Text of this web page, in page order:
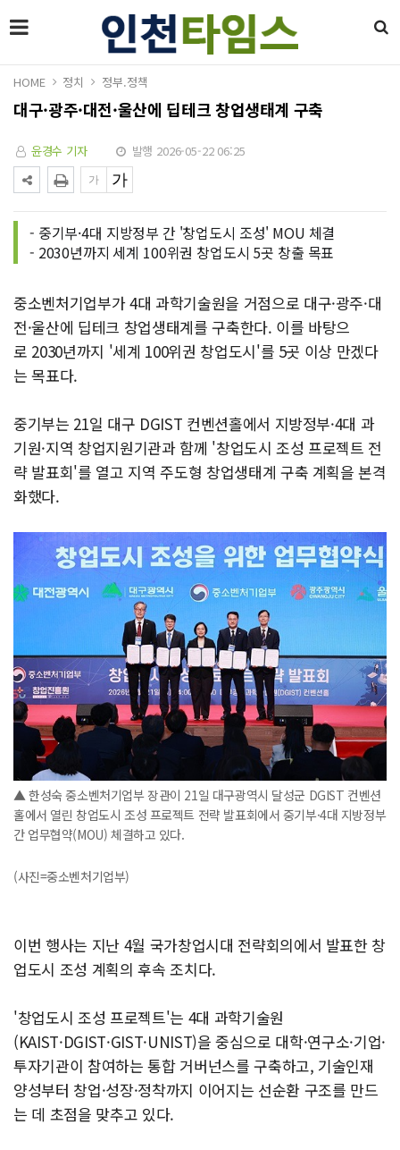
HOME 정치 정부.정책
대구·광주·대전·울산에 딥테크 창업생태계 구축
윤경수 기자 발행 2026-05-22 06:25
- 중기부·4대 지방정부 간 '창업도시 조성' MOU 체결
- 2030년까지 세계 100위권 창업도시 5곳 창출 목표
중소벤처기업부가 4대 과학기술원을 거점으로 대구·광주·대
전·울산에 딥테크 창업생태계를 구축한다. 이를 바탕으
로 2030년까지 '세계 100위권 창업도시'를 5곳 이상 만겠다
는 목표다.
중기부는 21일 대구 DGIST 컨벤션홀에서 지방정부·4대 과
기원·지역 창업지원기관과 함께 '창업도시 조성 프로젝트 전
략 발표회'를 열고 지역 주도형 창업생태계 구축 계획을 본격
화했다.
▲ 한성숙 중소벤처기업부 장관이 21일 대구광역시 달성군 DGIST 컨벤션
홀에서 열린 창업도시 조성 프로젝트 전략 발표회에서 중기부·4대 지방정부
간 업무협약(MOU) 체결하고 있다.
(사진=중소벤처기업부)
이번 행사는 지난 4월 국가창업시대 전략회의에서 발표한 창
업도시 조성 계획의 후속 조치다.
'창업도시 조성 프로젝트'는 4대 과학기술원
(KAIST·DGIST·GIST·UNIST)을 중심으로 대학·연구소·기업·
투자기관이 참여하는 통합 거버넌스를 구축하고, 기술인재
양성부터 창업·성장·정착까지 이어지는 선순환 구조를 만드
는 데 초점을 맞추고 있다.